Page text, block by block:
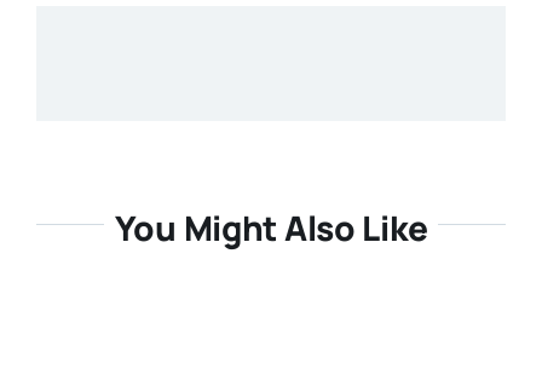
You Might Also Like